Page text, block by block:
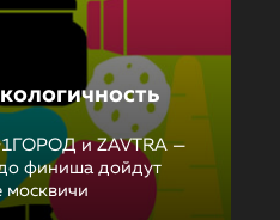
и ZAVTRA —
до финиша дойдут
москвичи